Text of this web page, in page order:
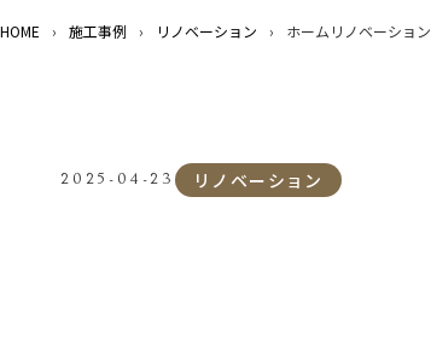
HOME › 施工事例 › リノベーション › ホームリノベーション
2025-04-23 リノベーション